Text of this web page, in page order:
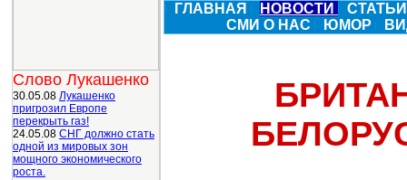
Слово Лукашенко
30.05.08 Лукашенко
пригрозил Европе
перекрыть газ!
24.05.08 СНГ должно стать
одной из мировых зон
мощного экономического
роста.
ГЛАВНАЯ НОВОСТИ
СМИ О НАС
ЮМОР